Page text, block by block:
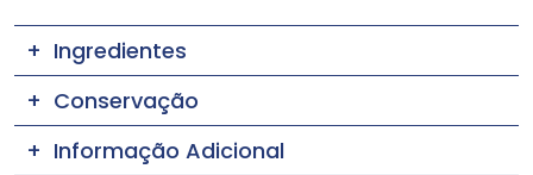
Ingredientes
Conservação
Informação Adicional